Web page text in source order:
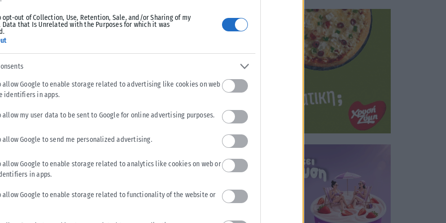
opt-out of Collection, Use, Retention, Sale, and/or Sharing of my
Data that Is Unrelated with the Purposes for which it was
allow Google to enable storage related to advertising like cookies on web
identifiers in apps.
allow my user data to be sent to Google for online advertising purposes.
allow Google to send me personalized advertising.
allow Google to enable storage related to analytics like cookies on web or
in apps.
allow Google to enable storage related to functionality of the website or
κρατική αρωγή προς τους πυρόπληκτους
Σε εξέλιξη βρίσκονται οι διαδικασίες κρατικής αρωγής για τις
περιοχές που επλήγησαν από τις πρόσφατες πυρκαγιές, με τις
αρμόδιες αρχές...
ΑΝΑΡΤΉΘΗΚΕ ΑΠΌ KARFITSANEWS 02/08/2026